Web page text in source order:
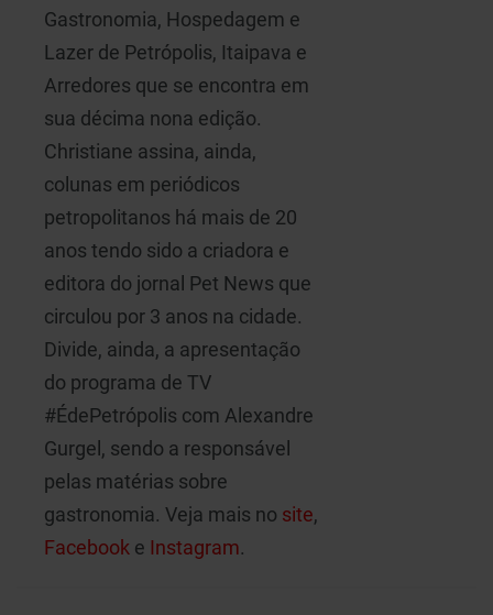
Gastronomia, Hospedagem e
Lazer de Petrópolis, Itaipava e
Arredores que se encontra em
sua décima nona edição.
Christiane assina, ainda,
colunas em periódicos
petropolitanos há mais de 20
anos tendo sido a criadora e
editora do jornal Pet News que
circulou por 3 anos na cidade.
Divide, ainda, a apresentação
do programa de TV
#ÉdePetrópolis com Alexandre
Gurgel, sendo a responsável
pelas matérias sobre
gastronomia. Veja mais no site,
Facebook e Instagram.